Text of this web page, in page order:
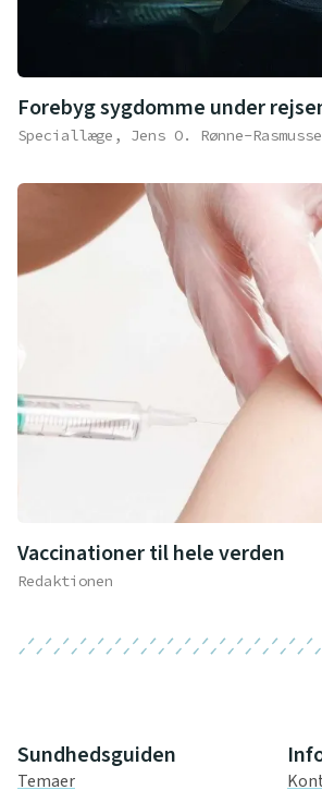
Forebyg sygdomme under
Speciallæge, Jens O. Rønne-
Vaccinationer til hele verden
Redaktionen
Sundhedsguiden
Temaer